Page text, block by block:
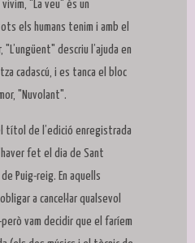
"La veu" és un
els humans tenim i amb el
descriu l’ajuda en
cadascú, i es tanca el bloc
"Nuvolant".
títol de l’edició enregistrada
fet el dia de Sant
Puig-reig. En aquells
a cancel·lar qualsevol
vam decidir que el faríem